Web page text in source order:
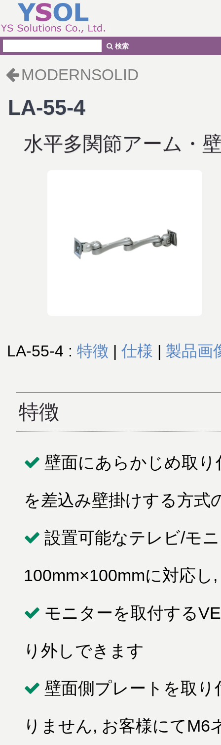
MODERNSOLID
LA-55-4
水平多関節アーム・
LA-55-4 : 特徴 | 仕様 | 製品画
特徴
壁面にあらかじめ取
を差込み壁掛けする方式
設置可能なテレビ/モ
100mm×100mmに対応
モニターを取付する
り外しできます
壁面側プレートを取
りません, お客様にてM6
検索